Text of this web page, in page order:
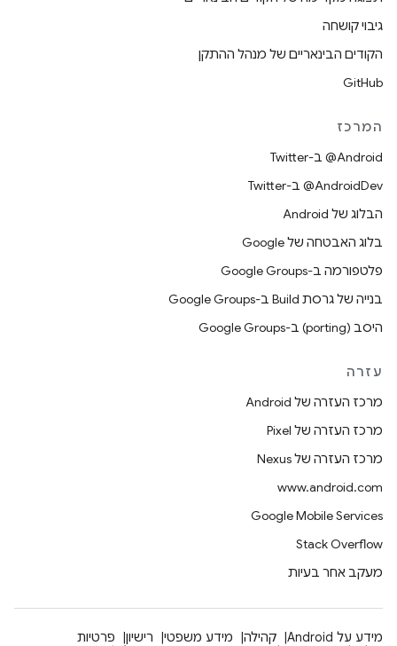
גיבוי קושחה
הקודים הבינאריים של מנהל ההתקן
GitHub
המרכז
‎@Android ב-Twitter
‎@AndroidDev ב-Twitter
הבלוג של Android
בלוג האבטחה של Google
פלטפורמה ב-Google Groups
בנייה של גרסת Build ב-Google Groups
היסב (porting) ב-Google Groups
עזרה
מרכז העזרה של Android
מרכז העזרה של Pixel
מרכז העזרה של Nexus
www.android.com
Google Mobile Services
Stack Overflow
מעקב אחר בעיות
מידע על Android קהילה מידע משפטי רישיון
פרטיות